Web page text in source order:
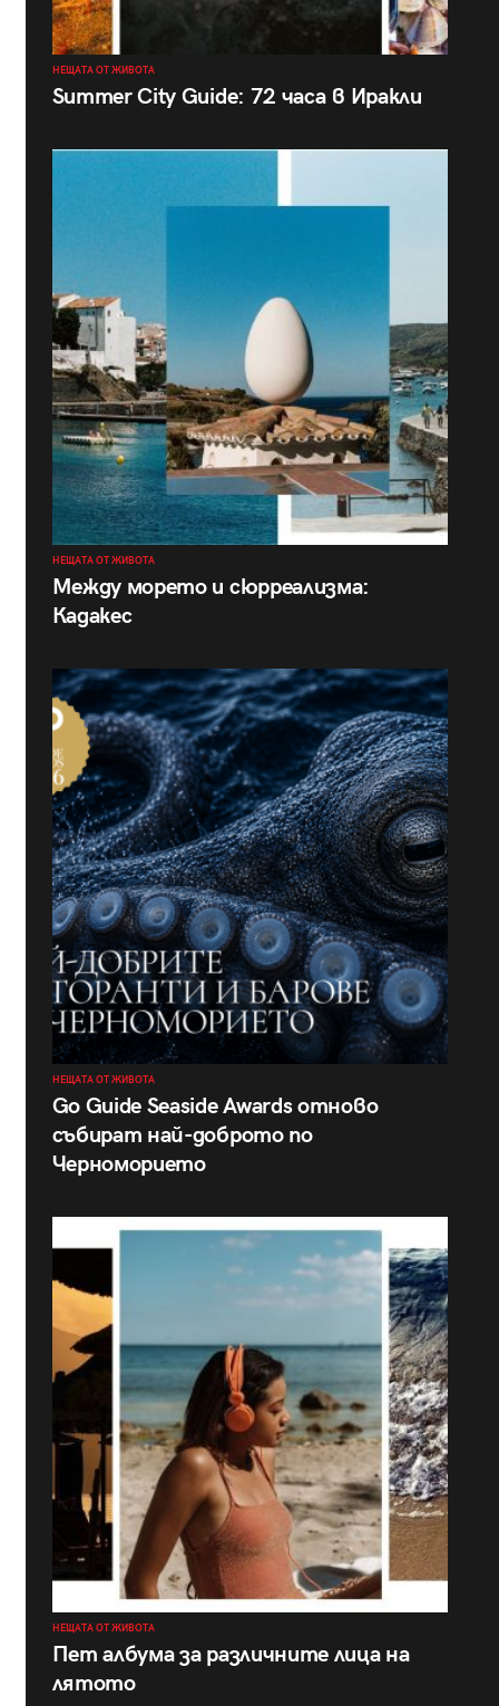
НЕЩАТА ОТ ЖИВОТА
Summer City Guide: 72 часа в Иракли
НЕЩАТА ОТ ЖИВОТА
Между морето и сюрреализма:
Кадакес
НЕЩАТА ОТ ЖИВОТА
Go Guide Seaside Awards отново
събират най-доброто по
Черноморието
НЕЩАТА ОТ ЖИВОТА
Пет албума за различните лица на
лятото